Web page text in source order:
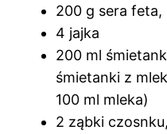
200 g sera
4 jajka
200 ml
śmietanki z
100 ml mleka)
2 ząbki